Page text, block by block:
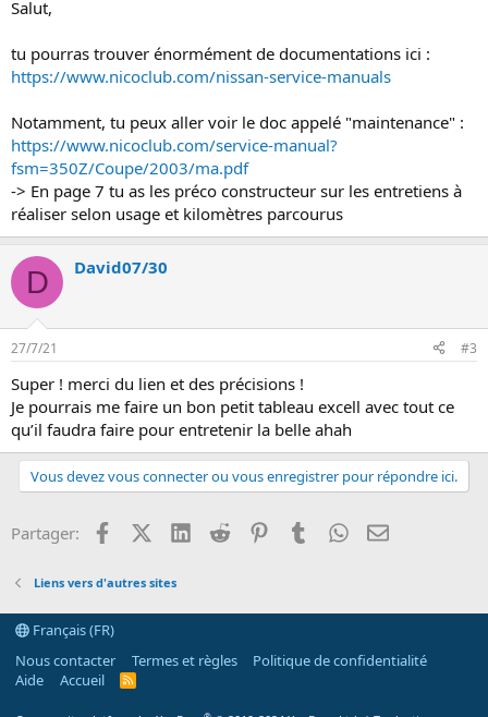
Salut,
tu pourras trouver énormément de documentations ici :
https://www.nicoclub.com/nissan-service-manuals
Notamment, tu peux aller voir le doc appelé "maintenance" :
https://www.nicoclub.com/service-manual?
fsm=350Z/Coupe/2003/ma.pdf
-> En page 7 tu as les préco constructeur sur les entretiens à
réaliser selon usage et kilomètres parcourus
D David07/30
27/7/21 #3
Super ! merci du lien et des précisions !
Je pourrais me faire un bon petit tableau excell avec tout ce
qu’il faudra faire pour entretenir la belle ahah
Vous devez vous connecter ou vous enregistrer pour répondre ici.
Partager: FacebookX (Twitter)
LinkedInReddit PinterestTumblrWhatsApp
Email
Liens vers d'autres sites
Français (FR)
Nous contacter
Termes et règles
Politique de confidentialité
Aide
Accueil
R